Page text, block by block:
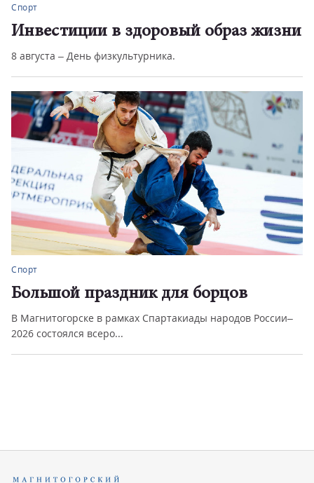
Спорт
Инвестиции в здоровый образ жизни
8 августа – День физкультурника.
Спорт
Большой праздник для борцов
В Магнитогорске в рамках Спартакиады народов России–
2026 состоялся всеро...